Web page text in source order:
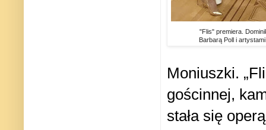
"Flis" premiera.
Barbarą Poll i
Moniuszki.
gościnnej,
stała się